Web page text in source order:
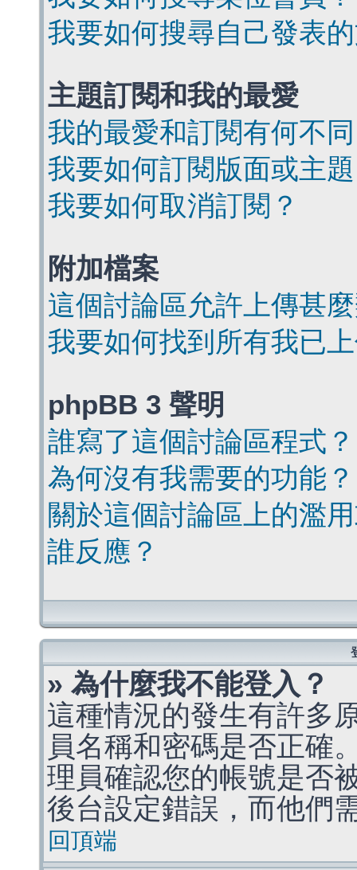
我要如何搜尋自己發表
主題訂閱和我的最愛
我的最愛和訂閱有何不
我要如何訂閱版面或主
我要如何取消訂閱？
附加檔案
這個討論區允許上傳甚
我要如何找到所有我已
phpBB 3 聲明
誰寫了這個討論區程式？
為何沒有我需要的功能？
關於這個討論區上的濫
誰反應？
» 為什麼我不能登入？
這種情況的發生有許多
員名稱和密碼是否正確
理員確認您的帳號是否
後台設定錯誤，而他們
回頂端